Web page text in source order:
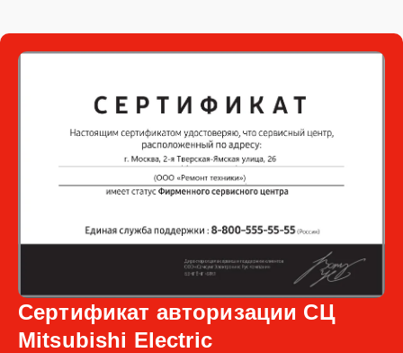
Сертификат авторизации СЦ
Mitsubishi Electric